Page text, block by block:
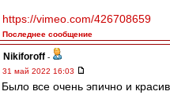
https://vimeo.com/426708659
Последнее сообщение
Nikiforoff -
31 май 2022 16:03
Было все очень эпично и